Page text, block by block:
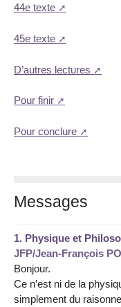
44e texte
45e texte
D’autres lectures
Pour finir
Pour conclure
Messages
1. Physique et
JFP/Jean-François
Bonjour.
Ce n’est ni de la
simplement du